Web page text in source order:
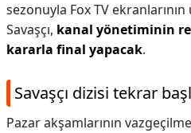
sezonuyla Fox TV
Savaşçı, kanal yönetiminin
kararla final yapacak.
Savaşçı dizisi tekrar
Pazar akşamlarının